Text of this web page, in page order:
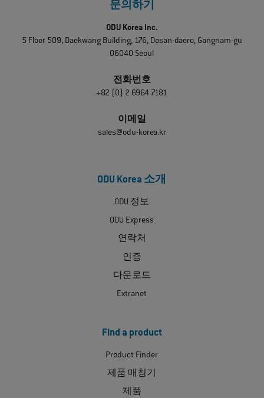
문의하기
ODU Korea Inc.
5 Floor 509, Daekwang Building, 176, Dosan-daero, Gangnam-gu
06040 Seoul
전화번호
+82 (0) 2 6964 7181
이메일
sales@odu-korea.kr
ODU Korea 소개
ODU 정보
ODU Express
연락처
인증
다운로드
Extranet
Find a product
Product Finder
제품 매칭기
제품